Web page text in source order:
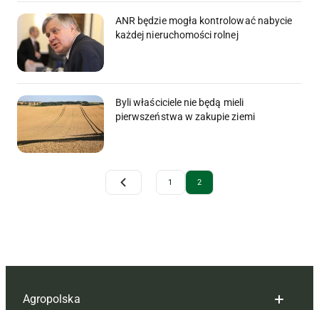
ANR będzie mogła kontrolować nabycie
każdej nieruchomości rolnej
Byli właściciele nie będą mieli
pierwszeństwa w zakupie ziemi
Archive Pagination
1 2
Agropolska